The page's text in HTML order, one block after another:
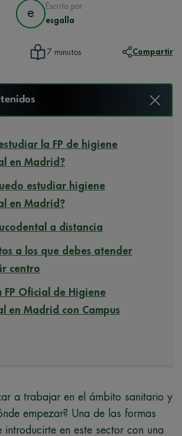
e
Escrito por
esgalla
7 minutos Compartir
la FP de higiene
en Madrid?
estudiar higiene
en Madrid?
a distancia
a los que debes atender
centro
FP Oficial de Higiene
en Madrid con Campus
a trabajar en el ámbito sanitario y
empezar? Una de las formas
introducirte en este sector con una